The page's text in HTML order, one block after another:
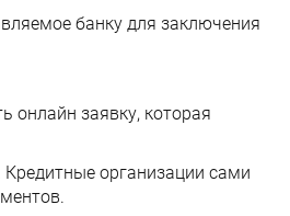
банку для заключения
онлайн заявку, которая
организации сами